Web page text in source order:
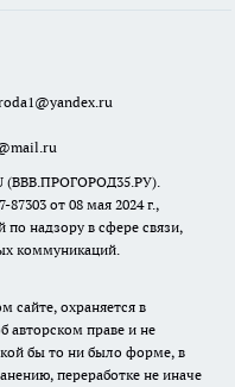
(ВВВ.ПРОГОРОД35.РУ).
от 08 мая 2024 г.,
по надзору в сфере связи,
коммуникаций.
сайте, охраняется в
авторском праве и не
бы то ни было форме, в
переработке не иначе